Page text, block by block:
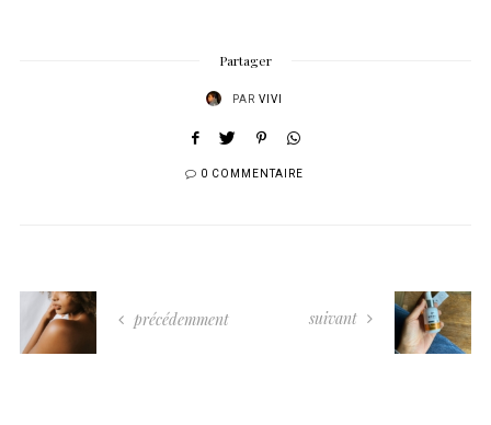
Partager
PAR VIVI
0 COMMENTAIRE
précédemment suivant